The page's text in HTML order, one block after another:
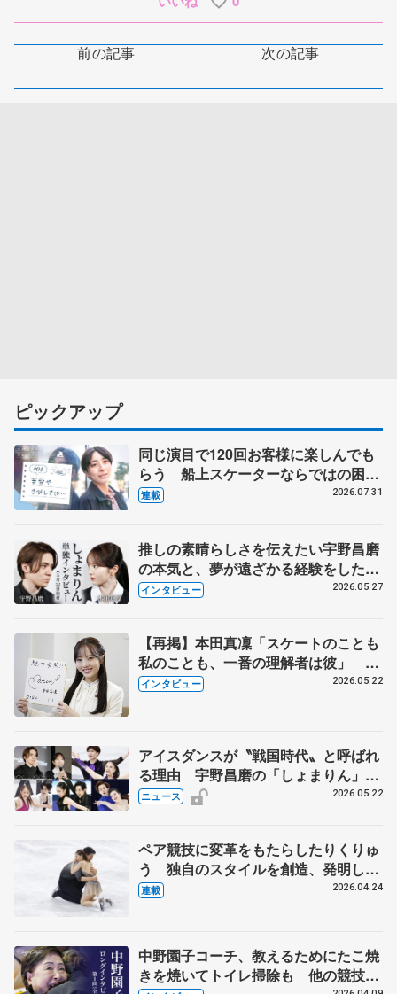
前の記事 次の記事
ピックアップ
同じ演目で120回お客様に楽しんでも
らう 船上スケーターならではの困難
とは 影響あったPIW前キャプテン松
連載 2026.07.31
推しの素晴らしさを伝えたい宇野昌磨
の本気と、夢が遠ざかる経験をした本
田真凜の覚悟
インタビュー 2026.05.27
【再掲】本田真凜「スケートのことも
私のことも、一番の理解者は彼」 引
退時の単独インタビューで語った競技
インタビュー 2026.05.22
アイスダンスが〝戦国時代〟と呼ばれ
る理由 宇野昌磨の「しょまりん」ら
実力者が相次いで参戦 国内の競争激
ニュース 2026.05.22
ペア競技に変革をもたらしたりくりゅ
う 独自のスタイルを創造、発明した
【引退発表後②】
連載 2026.04.24
中野園子コーチ、教えるためにたこ焼
きを焼いてトイレ掃除も 他の競技に